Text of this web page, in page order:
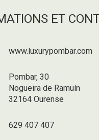
ET
www.luxurypombar.com
Pombar, 30
Nogueira de Ramuín
32164 Ourense
629 407 407